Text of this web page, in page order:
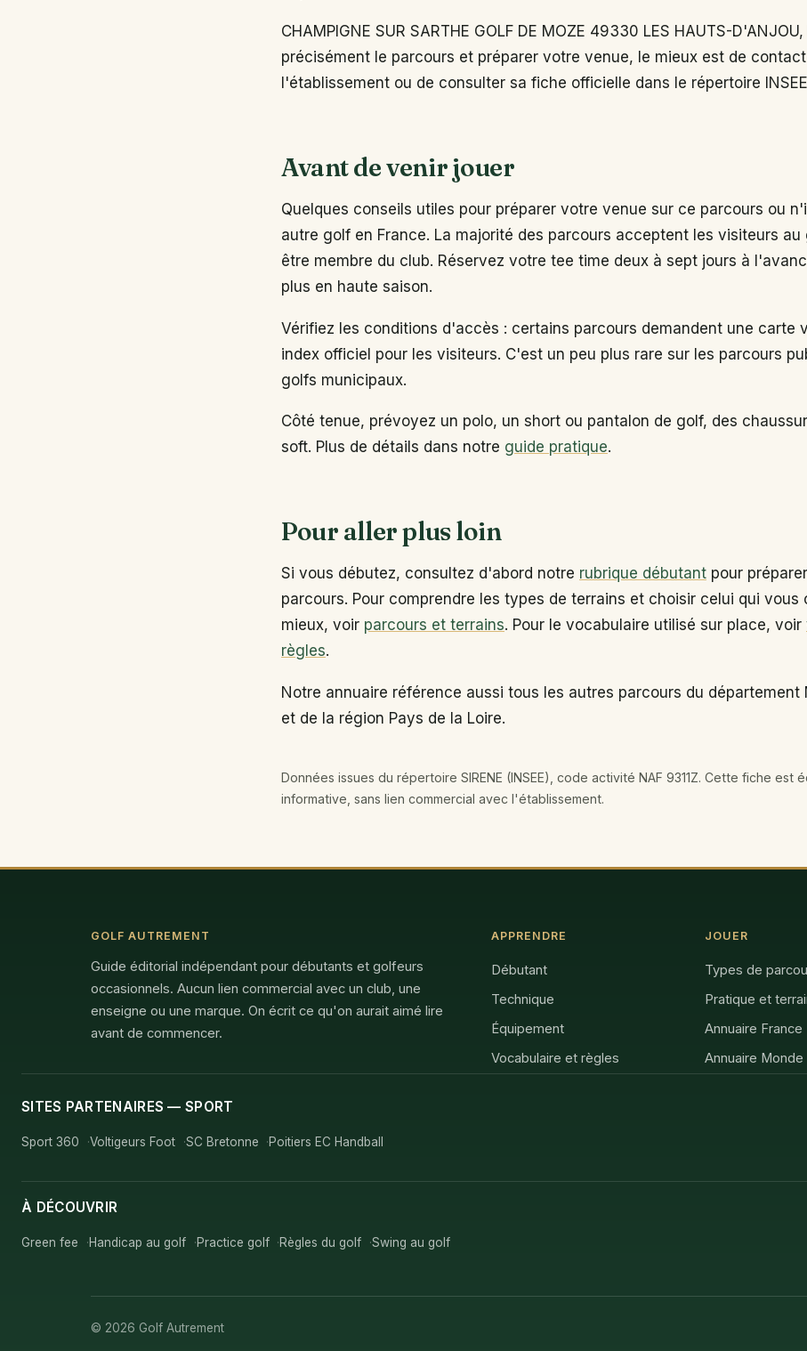
CHAMPIGNE SUR SARTHE GOLF DE MOZE 49330 LES HAUTS-
précisément le parcours et préparer votre venue, le mieux est de
l'établissement ou de consulter sa fiche officielle dans le répertoire
Avant de venir jouer
Quelques conseils utiles pour préparer votre venue sur ce parcours ou
autre golf en France. La majorité des parcours acceptent les visiteurs au
être membre du club. Réservez votre tee time deux à sept jours à
plus en haute saison.
Vérifiez les conditions d'accès : certains parcours demandent une carte
index officiel pour les visiteurs. C'est un peu plus rare sur les parcours
golfs municipaux.
Côté tenue, prévoyez un polo, un short ou pantalon de golf, des
soft. Plus de détails dans notre guide pratique.
Pour aller plus loin
Si vous débutez, consultez d'abord notre rubrique débutant pour
parcours. Pour comprendre les types de terrains et choisir celui qui vous
mieux, voir parcours et terrains. Pour le vocabulaire utilisé sur place, voir
règles.
Notre annuaire référence aussi tous les autres parcours du département
et de la région Pays de la Loire.
Données issues du répertoire SIRENE (INSEE), code activité NAF 9311Z. Cette fiche est
informative, sans lien commercial avec l'établissement.
GOLF AUTREMENT
Guide éditorial indépendant pour débutants et golfeurs
occasionnels. Aucun lien commercial avec un club, une
enseigne ou une marque. On écrit ce qu'on aurait aimé lire
avant de commencer.
APPRENDRE
Débutant
Technique
Équipement
Vocabulaire et règles
JOUER
Types de
Pratique et
Annuaire France
Annuaire Monde
SITES PARTENAIRES — SPORT
Sport 360 Voltigeurs Foot SC Bretonne Poitiers EC Handball
À DÉCOUVRIR
Green fee Handicap au golf Practice golf Règles du golf Swing au golf
© 2026 Golf Autrement